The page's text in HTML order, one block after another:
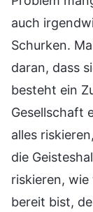
auch
Schurken.
daran, dass
besteht ein
Gesellschaft
alles
die
riskieren, wie
bereit bist,